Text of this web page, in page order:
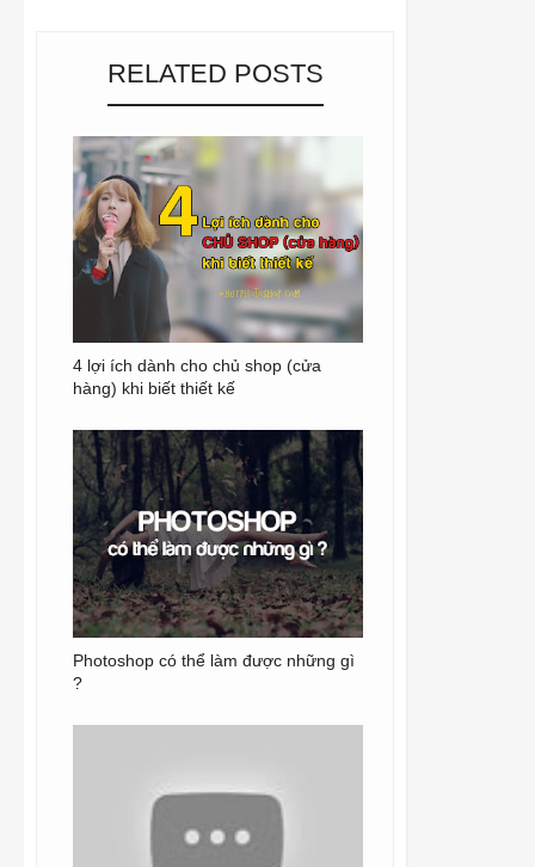
RELATED POSTS
4 lợi ích dành cho chủ shop (cửa
hàng) khi biết thiết kế
Photoshop có thể làm được những gì
?